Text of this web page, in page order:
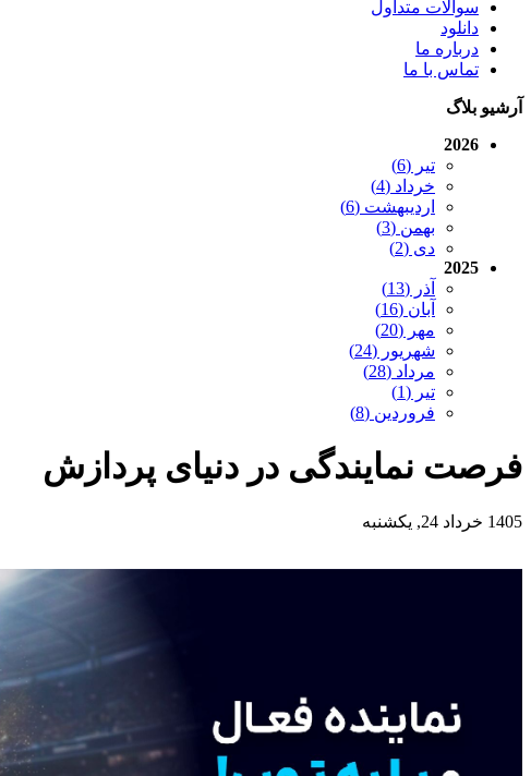
سوالات متداول
دانلود
درباره ما
تماس با ما
آرشیو بلاگ
2026
تیر (6)
خرداد (4)
اردیبهشت (6)
بهمن (3)
دی (2)
2025
آذر (13)
آبان (16)
مهر (20)
شهریور (24)
مرداد (28)
تیر (1)
فروردین (8)
فرصت نمایندگی در دنیای پردازش
1405 خرداد 24, یکشنبه